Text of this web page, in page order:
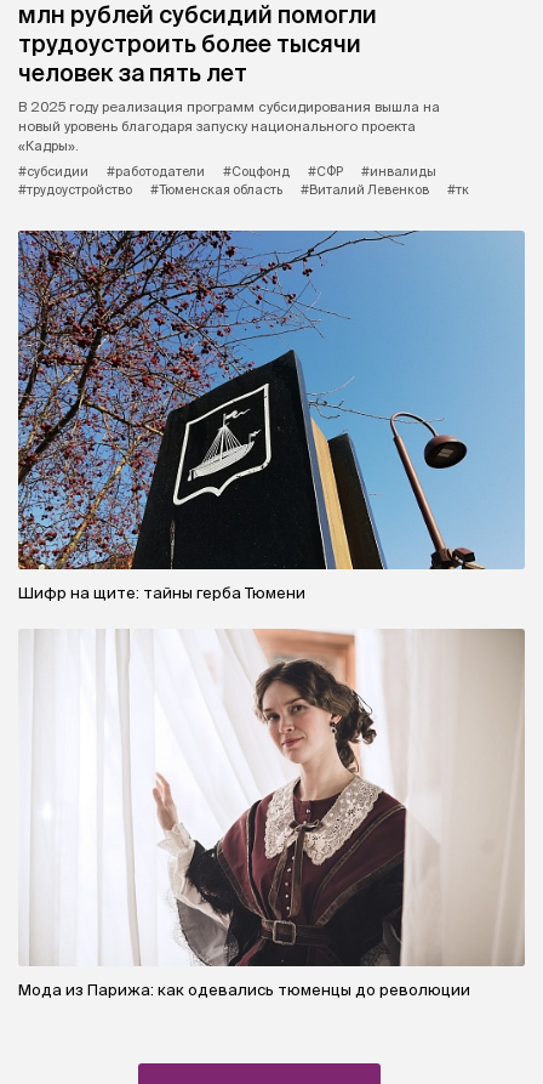
млн рублей субсидий помогли
трудоустроить более тысячи
человек за пять лет
В 2025 году реализация программ субсидирования вышла на
новый уровень благодаря запуску национального проекта
«Кадры».
#субсидии
#работодатели #Соцфонд #СФР
#инвалиды
#трудоустройство
#Тюменская область #Виталий Левенков #тк
Шифр на щите: тайны герба Тюмени
Мода из Парижа: как одевались тюменцы до революции